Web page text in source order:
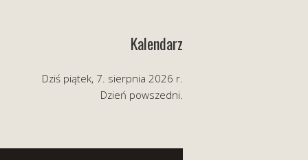
Kalendarz
Dziś piątek, 7. sierpnia 2026 r.
Dzień powszedni.